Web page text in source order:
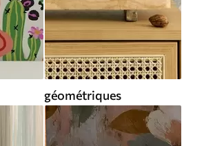
géométriques